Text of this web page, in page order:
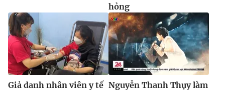
hỏng
Giả danh nhân viên y tế Nguyễn Thanh Thụy làm